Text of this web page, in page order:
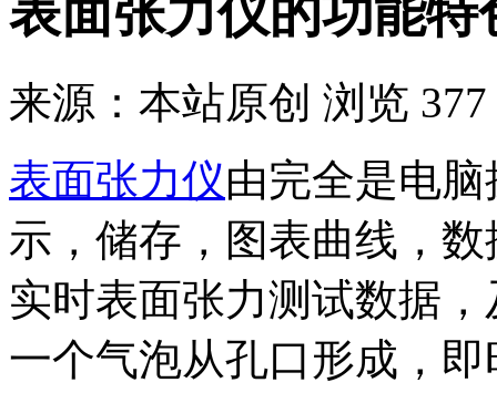
表面张力仪的功能特
来源：本站原创 浏览
表面张力仪由完全是电
示，储存，图表曲线，
实时表面张力测试数据
一个气泡从孔口形成，